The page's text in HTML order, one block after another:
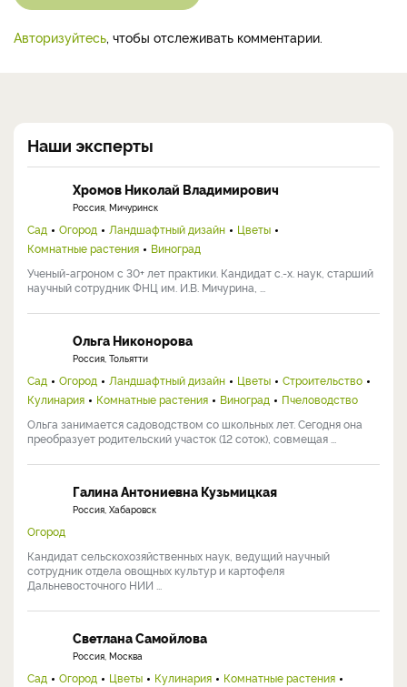
Авторизуйтесь , чтобы отслеживать комментарии.
Наши эксперты
Хромов Николай Владимирович
Россия, Мичуринск
Сад Огород Ландшафтный дизайн
Цветы
Комнатные растения
Виноград
Ученый-агроном с 30+ лет практики. Кандидат с.-х. наук, старший
научный сотрудник ФНЦ им. И.В. Мичурина, ...
Ольга Никонорова
Россия, Тольятти
Сад Огород Ландшафтный дизайн Цветы
Строительство
Кулинария
Комнатные растения Виноград
Пчеловодство
Ольга занимается садоводством со школьных лет. Сегодня она
преобразует родительский участок (12 соток), совмещая ...
Галина Антониевна Кузьмицкая
Россия, Хабаровск
Огород
Кандидат сельскохозяйственных наук, ведущий научный
сотрудник отдела овощных культур и картофеля
Дальневосточного НИИ ...
Светлана Самойлова
Россия, Москва
Сад Огород Цветы Кулинария
Комнатные растения